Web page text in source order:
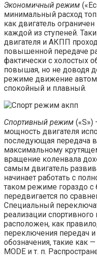
Экономичный режим
минимальный расход
как двигатель
каждой из ступеней.
двигателя и АКПП
повышенной передаче
фактически с холостых
повышая, но не доводя
режиме движение
спокойный и плавный.
Спортивный режим
мощность двигателя
последующая передача
максимальному
вращение коленвала
самым двигатель
начинает работать с
таком режиме гораздо
передвигается по
Специальный
реализации
расположен, как
переключения передач
обозначения, такие как —
MODE и т. п.